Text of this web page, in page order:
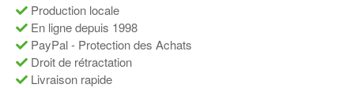
Production locale
En ligne depuis 1998
PayPal - Protection des Achats
Droit de rétractation
Livraison rapide